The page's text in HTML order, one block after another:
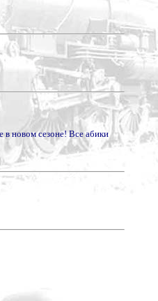
в новом сезоне! Все абики